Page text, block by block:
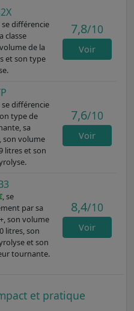
se différencie
classe
de la
et son type
7,8/10
Voir
se différencie
type de
sa
son volume
litres et son
7,6/10
Voir
, se
par sa
son volume
litres, son
et son
tournante.
8,4/10
Voir
et pratique